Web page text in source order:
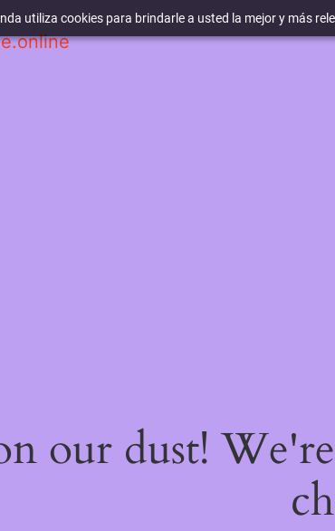
utiliza cookies para brindarle a usted la mejor y más
our dust!